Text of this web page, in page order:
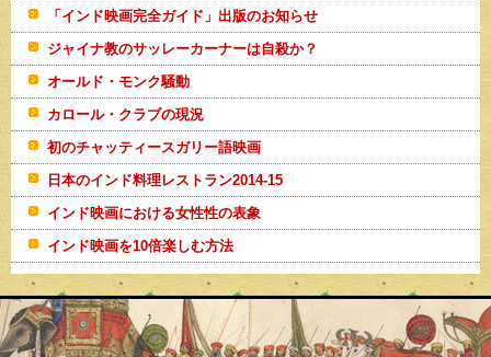
「インド映画完全ガイド」出版のお知らせ
ジャイナ教のサッレーカーナーは自殺か？
オールド・モンク騒動
カロール・クラブの現況
初のチャッティースガリー語映画
日本のインド料理レストラン2014-15
インド映画における女性性の表象
インド映画を10倍楽しむ方法